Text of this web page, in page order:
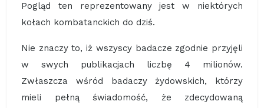
Pogląd ten reprezentowany jest w niektórych
kołach kombatanckich do dziś.
Nie znaczy to, iż wszyscy badacze zgodnie przyjęli
w swych publikacjach liczbę 4 milionów.
Zwłaszcza wśród badaczy żydowskich, którzy
mieli pełną świadomość, że zdecydowaną